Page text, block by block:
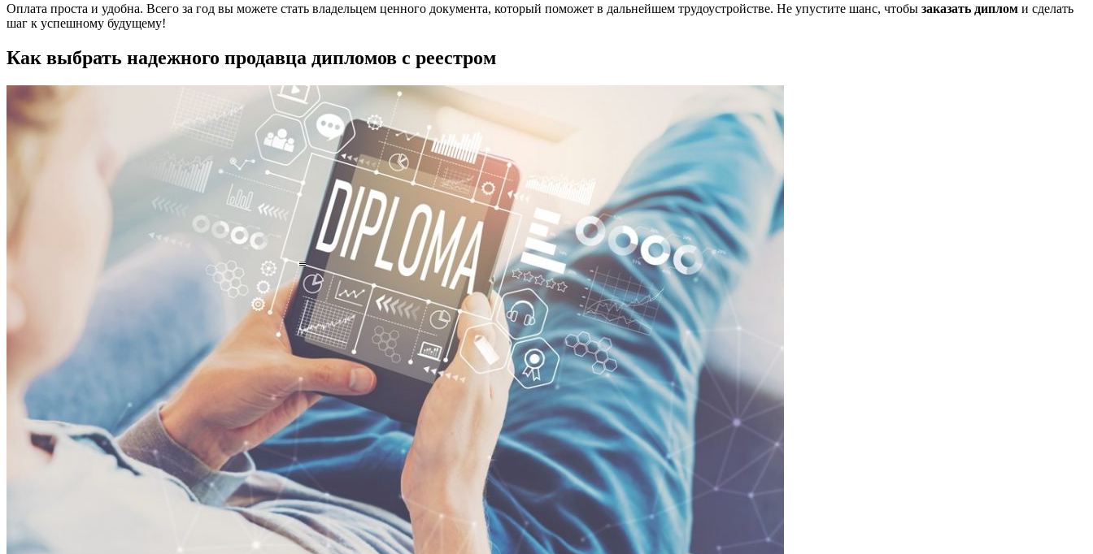
Оплата проста и удобна. Всего за год вы можете стать владельцем ценного документа, который поможет в дальнейшем трудоустройстве. Не упустите шанс, чтобы заказать диплом и сделать
шаг к успешному будущему!
Как выбрать надежного продавца дипломов с реестром